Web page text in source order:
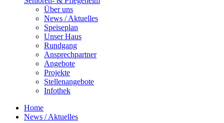
Über uns
News / Aktuelles
Speiseplan
Unser Haus
Rundgang
Ansprechpartner
Angebote
Projekte
Stellenangebote
Infothek
Home
News / Aktuelles